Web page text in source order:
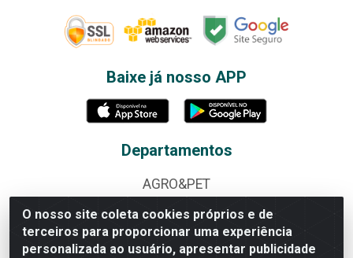
O nosso site coleta cookies próprios e de
terceiros para proporcionar uma experiência
personalizada ao usuário, apresentar publicidade
Baixe já nosso APP
Departamentos
AGRO&PET
ALBUNS E FIGURINHAS
ALIMENTOS